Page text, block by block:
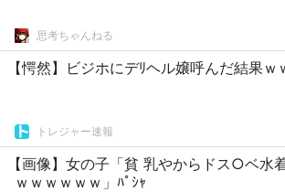
思考ちゃんねる
【愕然】ビジホにデﾘヘル嬢呼んだ結果ｗ
トレジャー速報
【画像】女の子「貧 乳やからドス○ベ水
ｗｗｗｗｗｗ」ﾊﾟｼｬ